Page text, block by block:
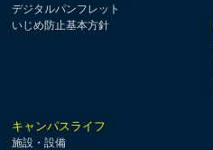
デジタルパンフレット
いじめ防止基本方針
キャンパスライフ
施設・設備